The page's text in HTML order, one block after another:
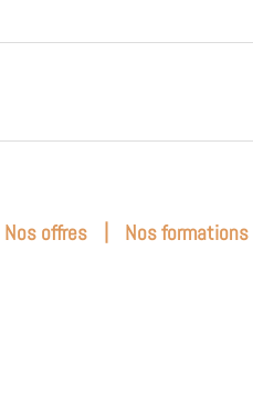
Nos offres | Nos formations